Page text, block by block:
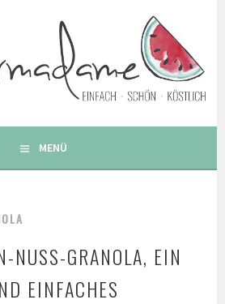
LECKERE EINFACHE BUNTE UND
BESONDERE REZEPTE
MENÜ
NUSS-GRANOLA, EIN
EINFACHES